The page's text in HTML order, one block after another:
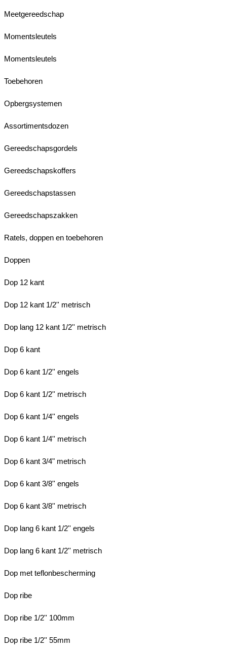
Meetgereedschap
Momentsleutels
Momentsleutels
Toebehoren
Opbergsystemen
Assortimentsdozen
Gereedschapsgordels
Gereedschapskoffers
Gereedschapstassen
Gereedschapszakken
Ratels, doppen en toebehoren
Doppen
Dop 12 kant
Dop 12 kant 1/2'' metrisch
Dop lang 12 kant 1/2'' metrisch
Dop 6 kant
Dop 6 kant 1/2'' engels
Dop 6 kant 1/2'' metrisch
Dop 6 kant 1/4'' engels
Dop 6 kant 1/4'' metrisch
Dop 6 kant 3/4" metrisch
Dop 6 kant 3/8'' engels
Dop 6 kant 3/8'' metrisch
Dop lang 6 kant 1/2'' engels
Dop lang 6 kant 1/2'' metrisch
Dop met teflonbescherming
Dop ribe
Dop ribe 1/2'' 100mm
Dop ribe 1/2'' 55mm